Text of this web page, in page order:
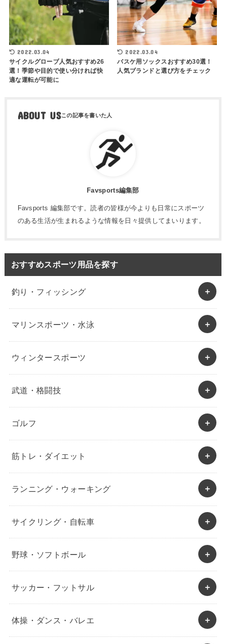
2022.03.04
サイクルグローブ人気おすすめ26
選！季節や目的で使い分ければ快
適な運転が可能に
2022.03.04
バスケ用ソックスおすすめ30選！
人気ブランドと選び方をチェック
ABOUT US
Favsports編集部
Favsports 編集部です。読者の皆様が今よりも日常にスポーツ
のある生活が生まれるような情報を日々提供してまいります。
おすすめスポーツ用品を探す
釣り・フィッシング
マリンスポーツ・水泳
ウィンタースポーツ
武道・格闘技
ゴルフ
筋トレ・ダイエット
ランニング・ウォーキング
サイクリング・自転車
野球・ソフトボール
サッカー・フットサル
体操・ダンス・バレエ